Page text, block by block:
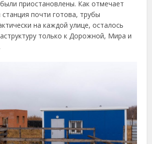
приостановлены. Как отмечает
почти готова, трубы
на каждой улице, осталось
только к Дорожной, Мира и